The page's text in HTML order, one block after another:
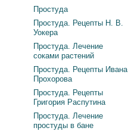
Простуда
Простуда. Рецепты Н. В.
Уокера
Простуда. Лечение
соками растений
Простуда. Рецепты Ивана
Прохорова
Простуда. Рецепты
Григория Распутина
Простуда. Лечение
простуды в бане